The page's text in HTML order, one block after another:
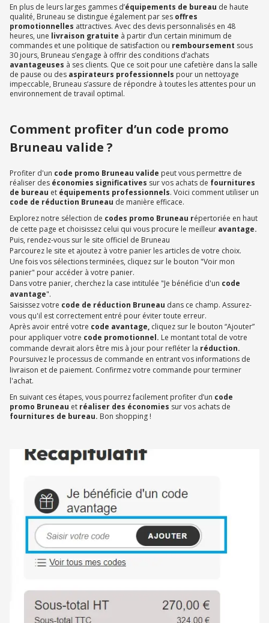
En plus de leurs larges gammes d’équipements de bureau de haute
qualité, Bruneau se distingue également par ses offres
promotionnelles attractives. Avec des devis personnalisés en 48
heures, une livraison gratuite à partir d’un certain minimum de
commandes et une politique de satisfaction ou remboursement sous
30 jours, Bruneau s’engage à offrir des conditions d’achats
avantageuses à ses clients. Que ce soit pour une cafetière dans la salle
de pause ou des aspirateurs professionnels pour un nettoyage
impeccable, Bruneau s’assure de répondre à toutes les attentes pour un
environnement de travail optimal.
Comment profiter d’un code promo
Bruneau valide ?
Profiter d'un code promo Bruneau valide peut vous permettre de
réaliser des économies significatives sur vos achats de fournitures
de bureau et équipements professionnels. Voici comment utiliser un
code de réduction Bruneau de manière efficace.
Explorez notre sélection de codes promo Bruneau répertoriée en haut
de cette page et choisissez celui qui vous procure le meilleur avantage.
Puis, rendez-vous sur le site officiel de Bruneau
Parcourez le site et ajoutez à votre panier les articles de votre choix.
Une fois vos sélections terminées, cliquez sur le bouton "Voir mon
panier" pour accéder à votre panier.
Dans votre panier, cherchez la case intitulée "Je bénéficie d'un code
avantage".
Saisissez votre code de réduction Bruneau dans ce champ. Assurez-
vous qu'il est correctement entré pour éviter toute erreur.
Après avoir entré votre code avantage, cliquez sur le bouton “Ajouter”
pour appliquer votre code promotionnel. Le montant total de votre
commande devrait alors être mis à jour pour refléter la réduction.
Poursuivez le processus de commande en entrant vos informations de
livraison et de paiement. Confirmez votre commande pour terminer
l'achat.
En suivant ces étapes, vous pourrez facilement profiter d’un code
promo Bruneau et réaliser des économies sur vos achats de
fournitures de bureau. Bon shopping !